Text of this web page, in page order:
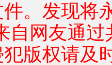
。发现将
自网友通
版权请及